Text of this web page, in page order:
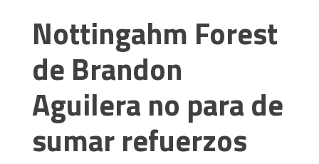
Nottingahm Forest
de Brandon
Aguilera no para de
sumar refuerzos